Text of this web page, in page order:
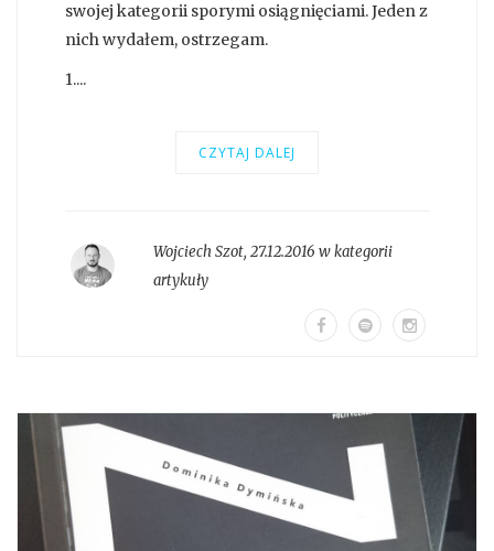
swojej kategorii sporymi osiągnięciami. Jeden z
nich wydałem, ostrzegam.
1....
CZYTAJ DALEJ
Wojciech Szot, 27.12.2016 w kategorii
artykuły